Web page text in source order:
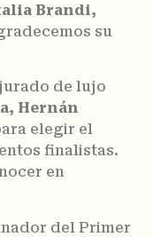
Brandi,
su
de lujo
Hernán
elegir el
finalistas.
en
del Primer